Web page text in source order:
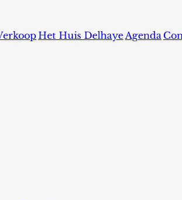
Het Huis Delhaye Agenda